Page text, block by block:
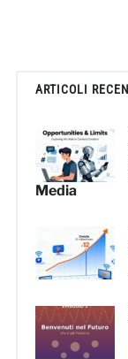
ARTICOLI
Media